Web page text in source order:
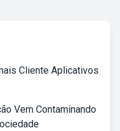
Cliente Aplicativos
Vem Contaminando